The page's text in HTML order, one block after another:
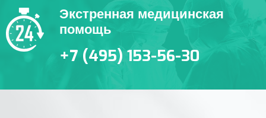
Экстренная медицинская
помощь
+7 (495) 153-56-30